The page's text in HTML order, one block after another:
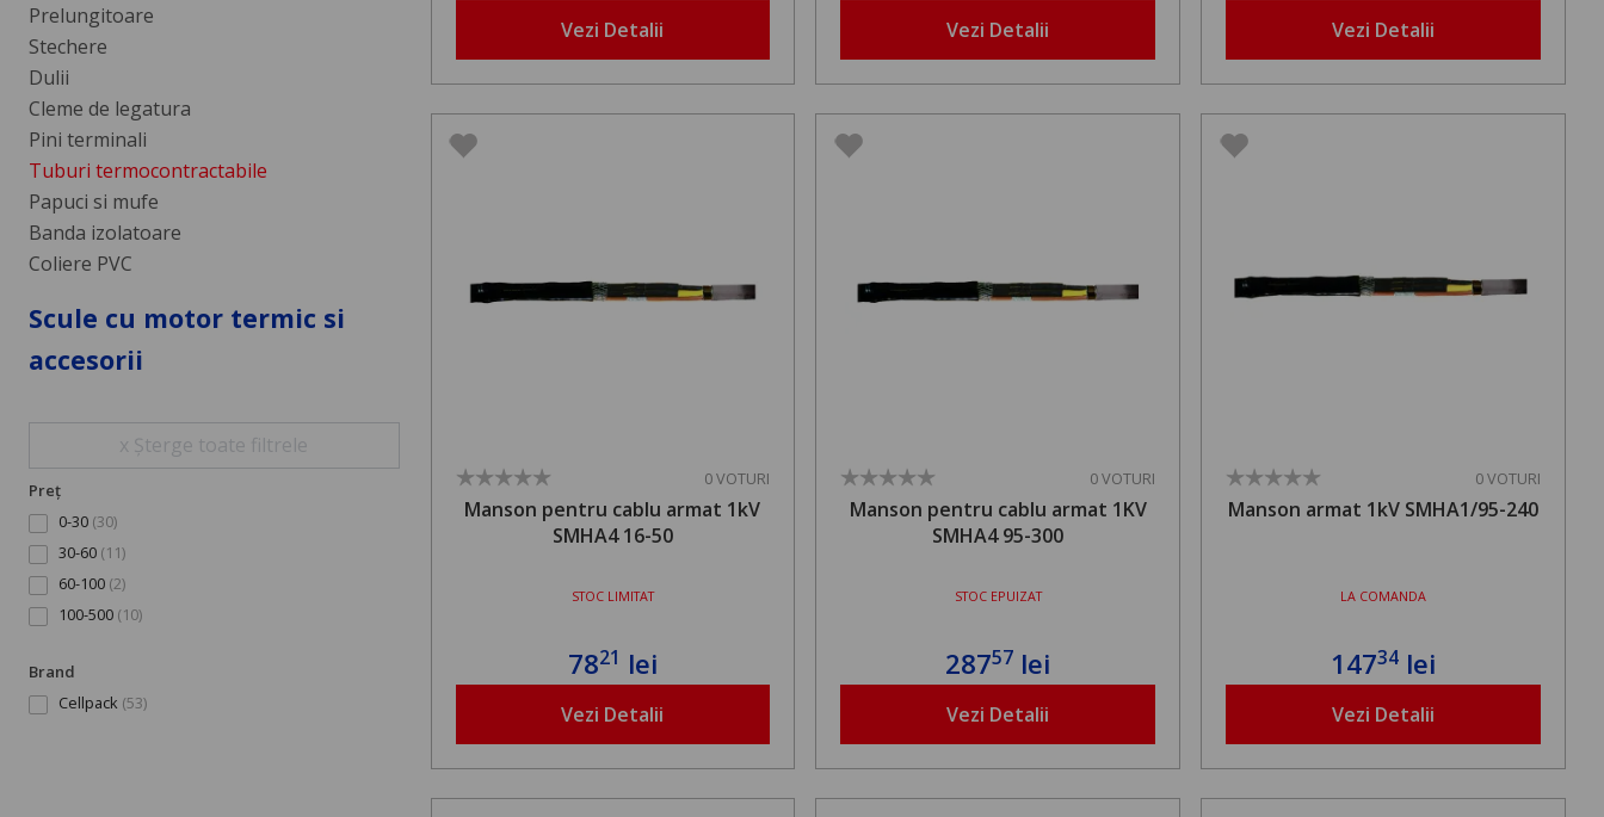
Prelungitoare
Stechere
Dulii
Cleme de legatura
Pini terminali
Tuburi termocontractabile
Papuci si mufe
Banda izolatoare
Coliere PVC
Scule cu motor termic si
accesorii
x Șterge toate filtrele
Preț
0-30 (30)
30-60 (11)
60-100 (2)
100-500 (10)
Brand
Cellpack (53)
Vezi Detalii Vezi Detalii Vezi Detalii
0 VOTURI
Manson pentru cablu armat 1kV
SMHA4 16-50
STOC LIMITAT
7821 lei
Vezi Detalii
0 VOTURI
Manson pentru cablu armat 1KV
SMHA4 95-300
STOC EPUIZAT
28757 lei
Vezi Detalii
0 VOTURI
Manson armat 1kV SMHA1/95-240
LA COMANDA
14734 lei
Vezi Detalii